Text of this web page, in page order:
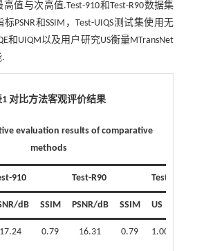
高值与次高值.Test-910和Test-R90数据集
PSNR和SSIM，Test-UIQS测试集使用无
和UIQM以及用户研究US衡量MTransNet
.
1 对比方法客观评价结果
evaluation results of comparative
methods
910 Test-R90 Test-UIQS
dB SSIM PSNR/dB SSIM US
17.24 0.79 16.31 0.79 1.00